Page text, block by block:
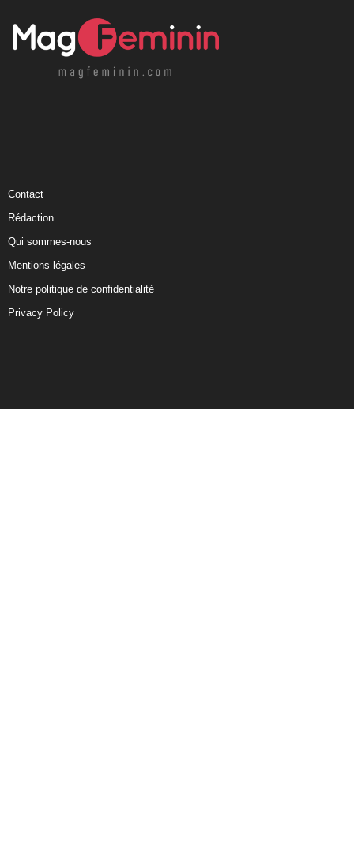
Contact
Rédaction
Qui sommes-nous
Mentions légales
Notre politique de confidentialité
Privacy Policy